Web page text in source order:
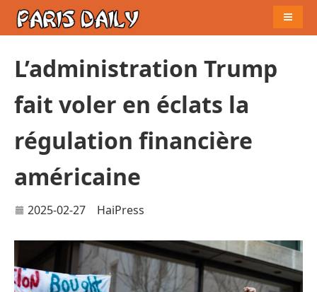
L’administration Trump
fait voler en éclats la
régulation financière
américaine
2025-02-27 HaiPress